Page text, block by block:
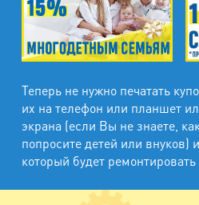
Теперь не нужно печатать
их на телефон или планшет
экрана (если Вы не знаете,
попросите детей или внуков)
который будет ремонтировать